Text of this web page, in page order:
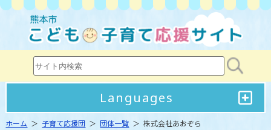
Languages
ホーム ＞ 子育て応援団 ＞団体一覧 ＞ 株式会社あおぞら